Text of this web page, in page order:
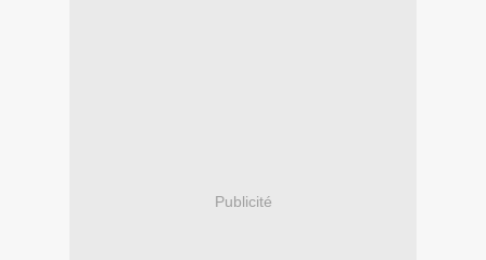
Publicité